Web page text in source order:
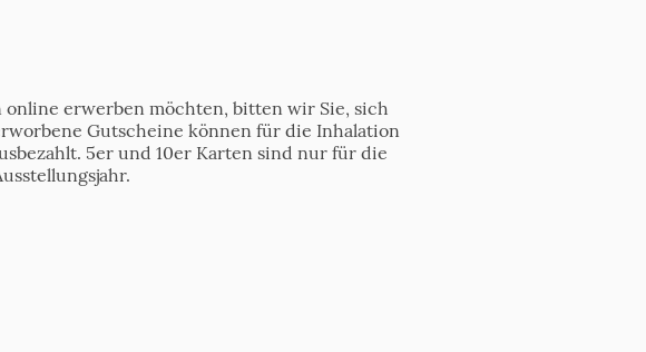
online erwerben möchten, bitten wir Sie, sich
Gutscheine können für die Inhalation
5er und 10er Karten sind nur für die